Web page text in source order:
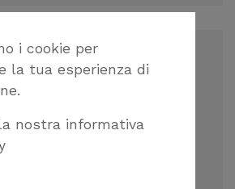
i cookie per
la tua esperienza di
nostra informativa
CARLO FELICE